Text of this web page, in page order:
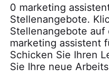
0 marketing
Stellenangebote.
Stellenangebote auf
marketing assistent
Schicken Sie Ihren
Sie Ihre neue